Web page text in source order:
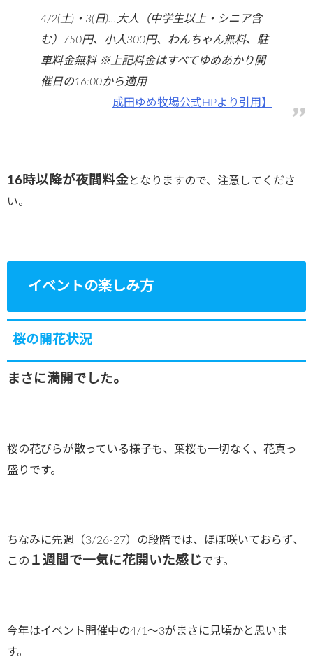
4/2(土)・3(日)…大人（中学生以上・シニア含
む）750円、小人300円、わんちゃん無料、駐
車料金無料 ※上記料金はすべてゆめあかり開
催日の16:00から適用
成田ゆめ牧場公式HPより引用】
16時以降が夜間料金となりますので、注意してくださ
い。
イベントの楽しみ方
桜の開花状況
まさに満開でした。
桜の花びらが散っている様子も、葉桜も一切なく、花真っ
盛りです。
ちなみに先週（3/26-27）の段階では、ほぼ咲いておらず、
この １週間で一気に花開いた感じです。
今年はイベント開催中の4/1〜3がまさに見頃かと思いま
す。